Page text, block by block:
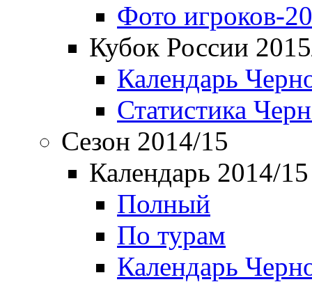
Фото игроков-
Кубок России
Календарь
Статистика
Сезон 2014/15
Календарь 2014/15
Полный
По турам
Календарь